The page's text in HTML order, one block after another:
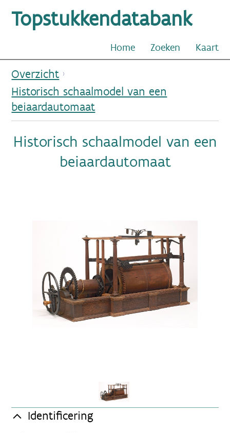
Topstukkendatabank
Kaart
Zoeken
Home
Overzicht
Historisch schaalmodel van een
beiaardautomaat
Historisch schaalmodel van een
beiaardautomaat
Identificering